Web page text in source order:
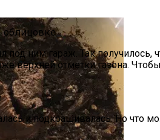
под ним гараж. Так
верхней отметки газона.
и подкрашивалась. Но что